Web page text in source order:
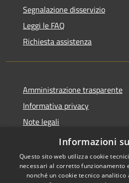
Segnalazione disservizio
Leggi le FAQ
Richiesta assistenza
Amministrazione trasparente
Informativa privacy
Note legali
Dichiarazione di accessibilità
Informazioni
Questo sito web utilizza cookie
necessari al corretto funzionamento
nonché un cookie tecnico